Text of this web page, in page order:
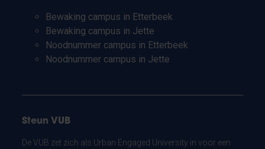
Bewaking campus in Etterbeek
Bewaking campus in Jette
Noodnummer campus in Etterbeek
Noodnummer campus in Jette
Steun VUB
De VUB zet zich als Urban Engaged University in voor een